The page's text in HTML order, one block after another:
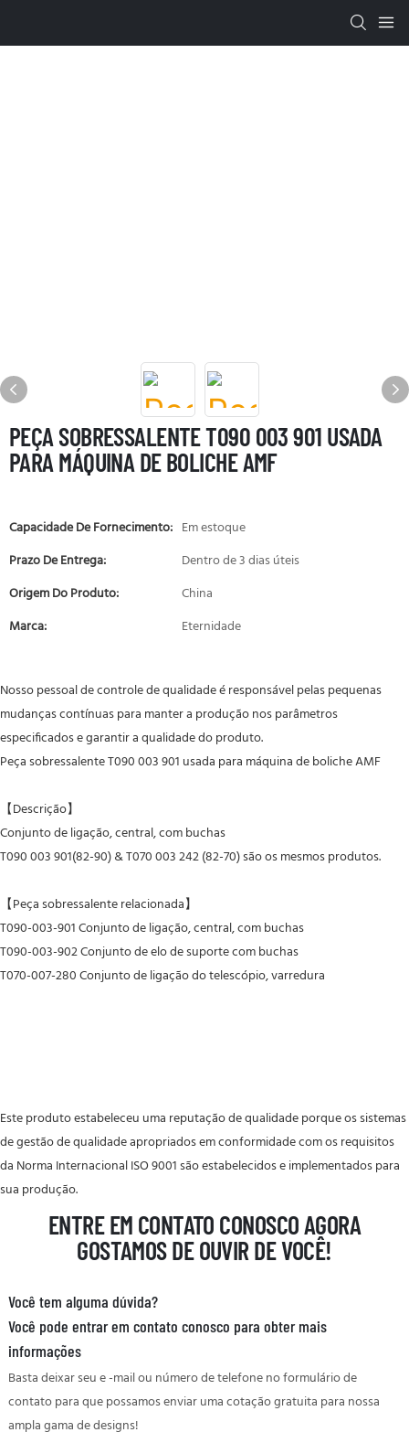
PEÇA SOBRESSALENTE T090 003 901 USADA
PARA MÁQUINA DE BOLICHE AMF
Capacidade De Fornecimento: Em estoque
Prazo De Entrega:
Dentro de 3 dias úteis
Origem Do Produto:
China
Marca:
Eternidade
Nosso pessoal de controle de qualidade é responsável pelas pequenas
mudanças contínuas para manter a produção nos parâmetros
especificados e garantir a qualidade do produto.
Peça sobressalente T090 003 901 usada para máquina de boliche AMF
【Descrição】
Conjunto de ligação, central, com buchas
T090 003 901(82-90) & T070 003 242 (82-70) são os mesmos produtos.
【Peça sobressalente relacionada】
T090-003-901Conjunto de ligação, central, com buchas
T090-003-902Conjunto de elo de suporte com buchas
T070-007-280Conjunto de ligação do telescópio, varredura
Este produto estabeleceu uma reputação de qualidade porque os sistemas
de gestão de qualidade apropriados em conformidade com os requisitos
da Norma Internacional ISO 9001 são estabelecidos e implementados para
sua produção.
ENTRE EM CONTATO CONOSCO AGORA
GOSTAMOS DE OUVIR DE VOCÊ!
Você tem alguma dúvida?
Você pode entrar em contato conosco para obter mais
informações
Basta deixar seu e -mail ou número de telefone no formulário de
contato para que possamos enviar uma cotação gratuita para nossa
ampla gama de designs!